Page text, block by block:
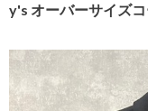
y's オーバーサイ